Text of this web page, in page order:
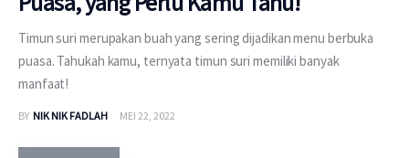
Timun suri merupakan buah yang sering dijadikan menu berbuka
puasa. Tahukah kamu, ternyata timun suri memiliki banyak
manfaat!
BY NIK NIK FADLAH MEI 22, 2022